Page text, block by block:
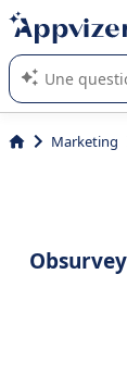
répondre
L'IA de
logiciel SaaS
Marketing